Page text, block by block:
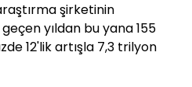
şirketinin
yıldan bu yana 155
12'lik artışla 7,3 trilyon